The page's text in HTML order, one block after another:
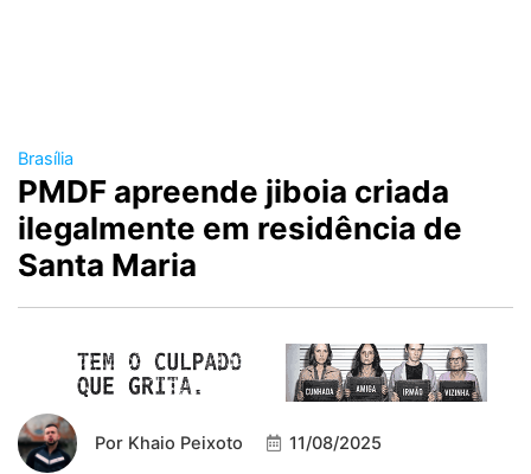
Brasília
PMDF apreende jiboia criada
ilegalmente em residência de
Santa Maria
Por Khaio Peixoto 11/08/2025